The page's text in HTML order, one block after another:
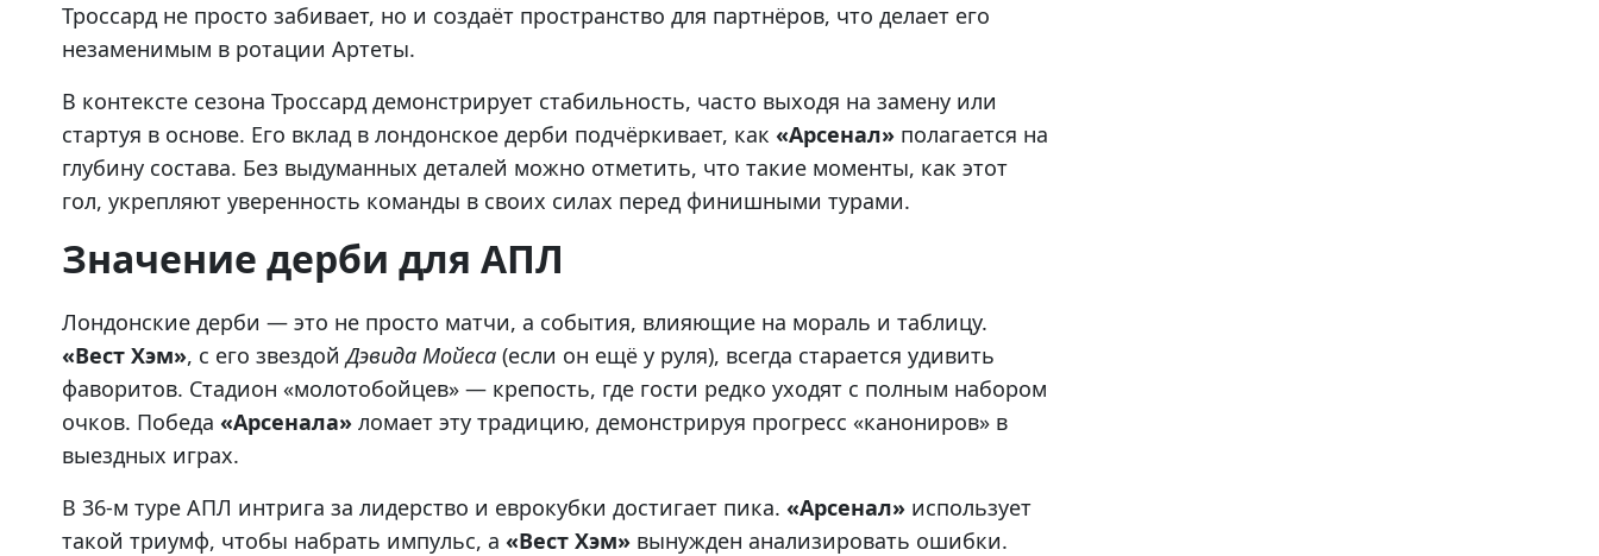
Троссард не просто забивает, но и создаёт пространство для партнёров, что делает его
незаменимым в ротации Артеты.
В контексте сезона Троссард демонстрирует стабильность, часто выходя на замену или
стартуя в основе. Его вклад в лондонское дерби подчёркивает, как «Арсенал» полагается на
глубину состава. Без выдуманных деталей можно отметить, что такие моменты, как этот
гол, укрепляют уверенность команды в своих силах перед финишными турами.
Значение дерби для АПЛ
Лондонские дерби — это не просто матчи, а события, влияющие на мораль и таблицу.
«Вест Хэм», с его звездойДэвида Мойеса (если он ещё у руля), всегда старается удивить
фаворитов. Стадион «молотобойцев» — крепость, где гости редко уходят с полным набором
очков. Победа «Арсенала» ломает эту традицию, демонстрируя прогресс «канониров» в
выездных играх.
В 36-м туре АПЛ интрига за лидерство и еврокубки достигает пика. «Арсенал» использует
такой триумф, чтобы набрать импульс, а «Вест Хэм» вынужден анализировать ошибки.